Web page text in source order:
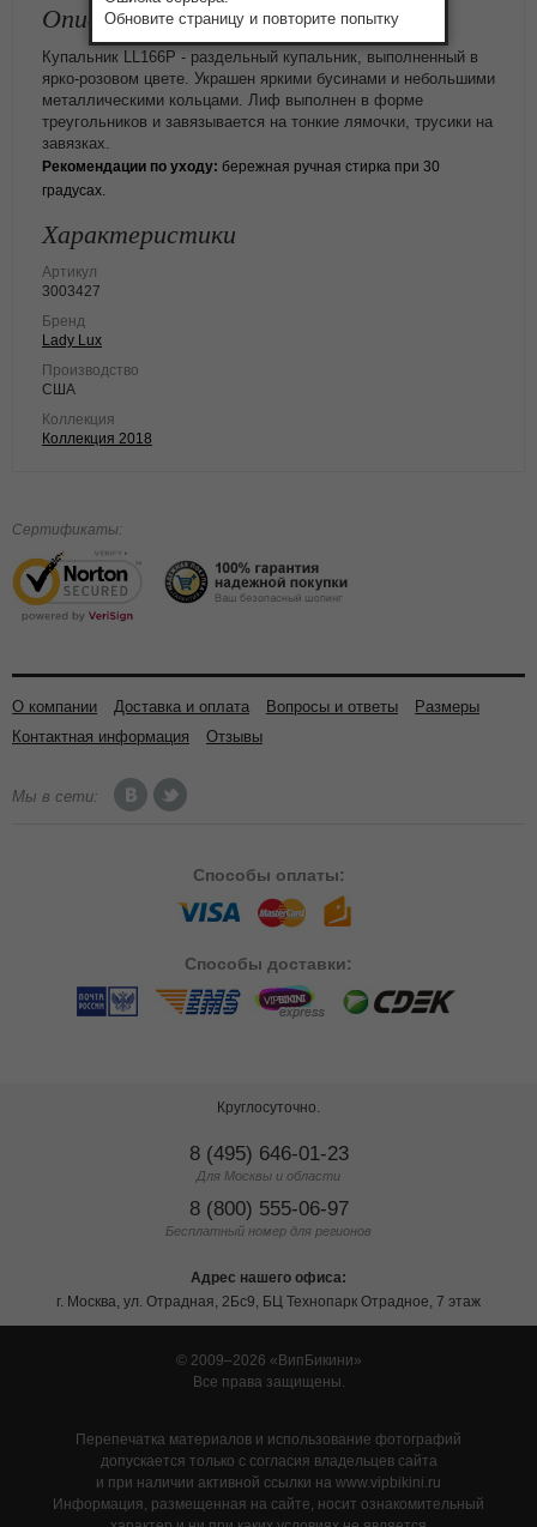
Описание товара
Купальник LL166P - раздельный купальник, выполненный в
ярко-розовом цвете. Украшен яркими бусинами и небольшими
металлическими кольцами. Лиф выполнен в форме
треугольников и завязывается на тонкие лямочки, трусики на
завязках.
Рекомендации по уходу: бережная ручная стирка при 30
градусах.
Характеристики
Артикул
3003427
Бренд
Lady Lux
Производство
США
Коллекция
Коллекция 2018
Сертификаты:
О компании Доставка и оплата Вопросы и ответы
Размеры
Контактная информация
Отзывы
Мы в сети:
Способы оплаты:
Способы доставки:
Круглосуточно.
8 (495) 646-01-23
Для Москвы и области
8 (800) 555-06-97
Бесплатный номер для регионов
Адрес нашего офиса:
г. Москва, ул. Отрадная, 2Бс9, БЦ Технопарк Отрадное, 7 этаж
© 2009–2026
ВипБикини
Все права защищены.
Перепечатка материалов и использование фотографий
допускается только с согласия владельцев сайта
и при наличии активной ссылки на www.vipbikini.ru
Информация, размещенная на сайте, носит ознакомительный
Обновите страницу и повторите попытку